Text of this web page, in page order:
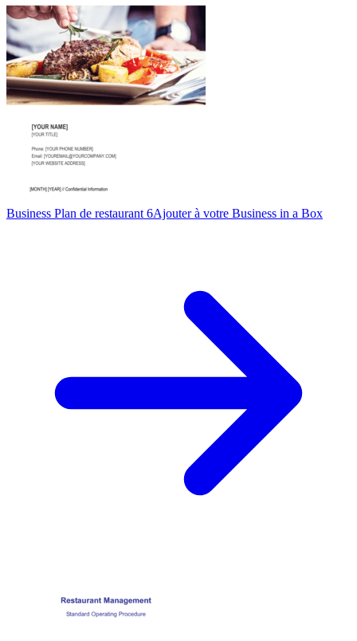
Business Plan de restaurant 6Ajouter à votre Business in a Box